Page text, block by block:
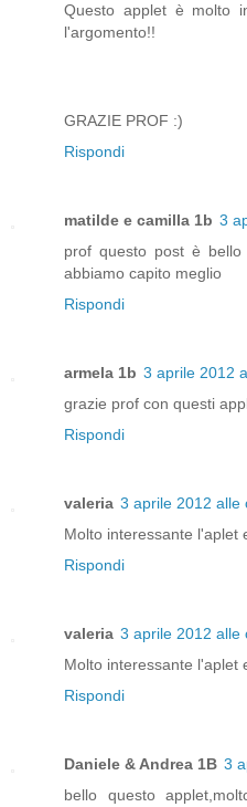
Questo applet è molto
l'argomento!!
GRAZIE PROF :)
Rispondi
matilde e camilla 1b 3
prof questo post è bello
abbiamo capito meglio
Rispondi
armela 1b 3 aprile 2012
grazie prof con questi
Rispondi
valeria 3 aprile 2012 alle
Molto interessante l'aplet
Rispondi
valeria 3 aprile 2012 alle
Molto interessante l'aplet
Rispondi
Daniele & Andrea 1B 3
bello questo